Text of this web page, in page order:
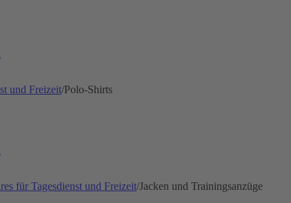
und Freizeit/Polo-Shirts
für Tagesdienst und Freizeit/Jacken und Trainingsanzüge